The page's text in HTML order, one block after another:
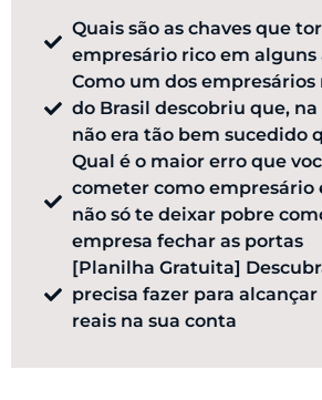
Quais são as chaves que
empresário rico em alguns
Como um dos empresários
do Brasil descobriu que,
não era tão bem sucedido
Qual é o maior erro que
cometer como empresário
não só te deixar pobre
empresa fechar as portas
​[Planilha Gratuita]
precisa fazer para alcançar
reais na sua conta